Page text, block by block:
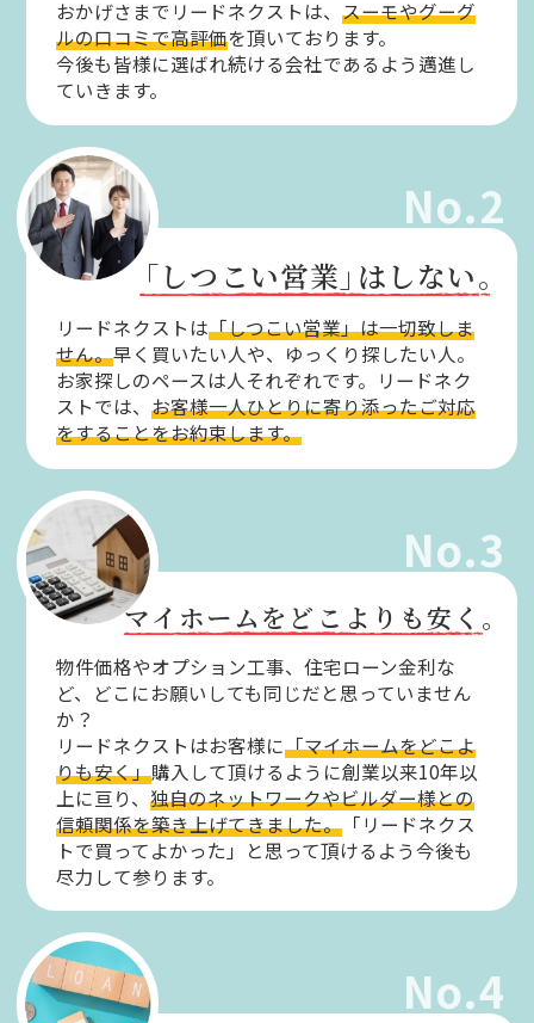
おかげさまでリードネクストは、スーモやグーグ
ルの口コミで高評価を頂いております。
今後も皆様に選ばれ続ける会社であるよう邁進し
ていきます。
No.2
「しつこい営業」はしない。
リードネクストは「しつこい営業」は一切致しま
せん。早く買いたい人や、ゆっくり探したい人。
お家探しのペースは人それぞれです。リードネク
ストでは、お客様一人ひとりに寄り添ったご対応
をすることをお約束します。
No.3
マイホームをどこよりも安く。
物件価格やオプション工事、住宅ローン金利な
ど、どこにお願いしても同じだと思っていません
か？
リードネクストはお客様に「マイホームをどこよ
りも安く」購入して頂けるように創業以来10年以
上に亘り、独自のネットワークやビルダー様との
信頼関係を築き上げてきました。 「リードネクス
トで買ってよかった」と思って頂けるよう今後も
尽力して参ります。
No.4